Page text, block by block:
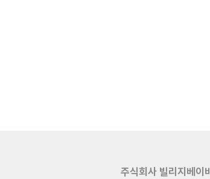
주식회사 빌리지베이비